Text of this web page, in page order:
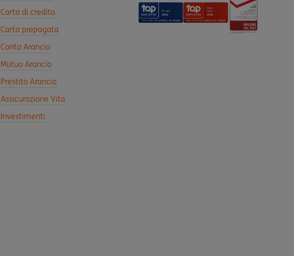
Carta di credito
Carta prepagata
Conto Arancio
Mutuo Arancio
Prestito Arancio
Assicurazione Vita
Investimenti